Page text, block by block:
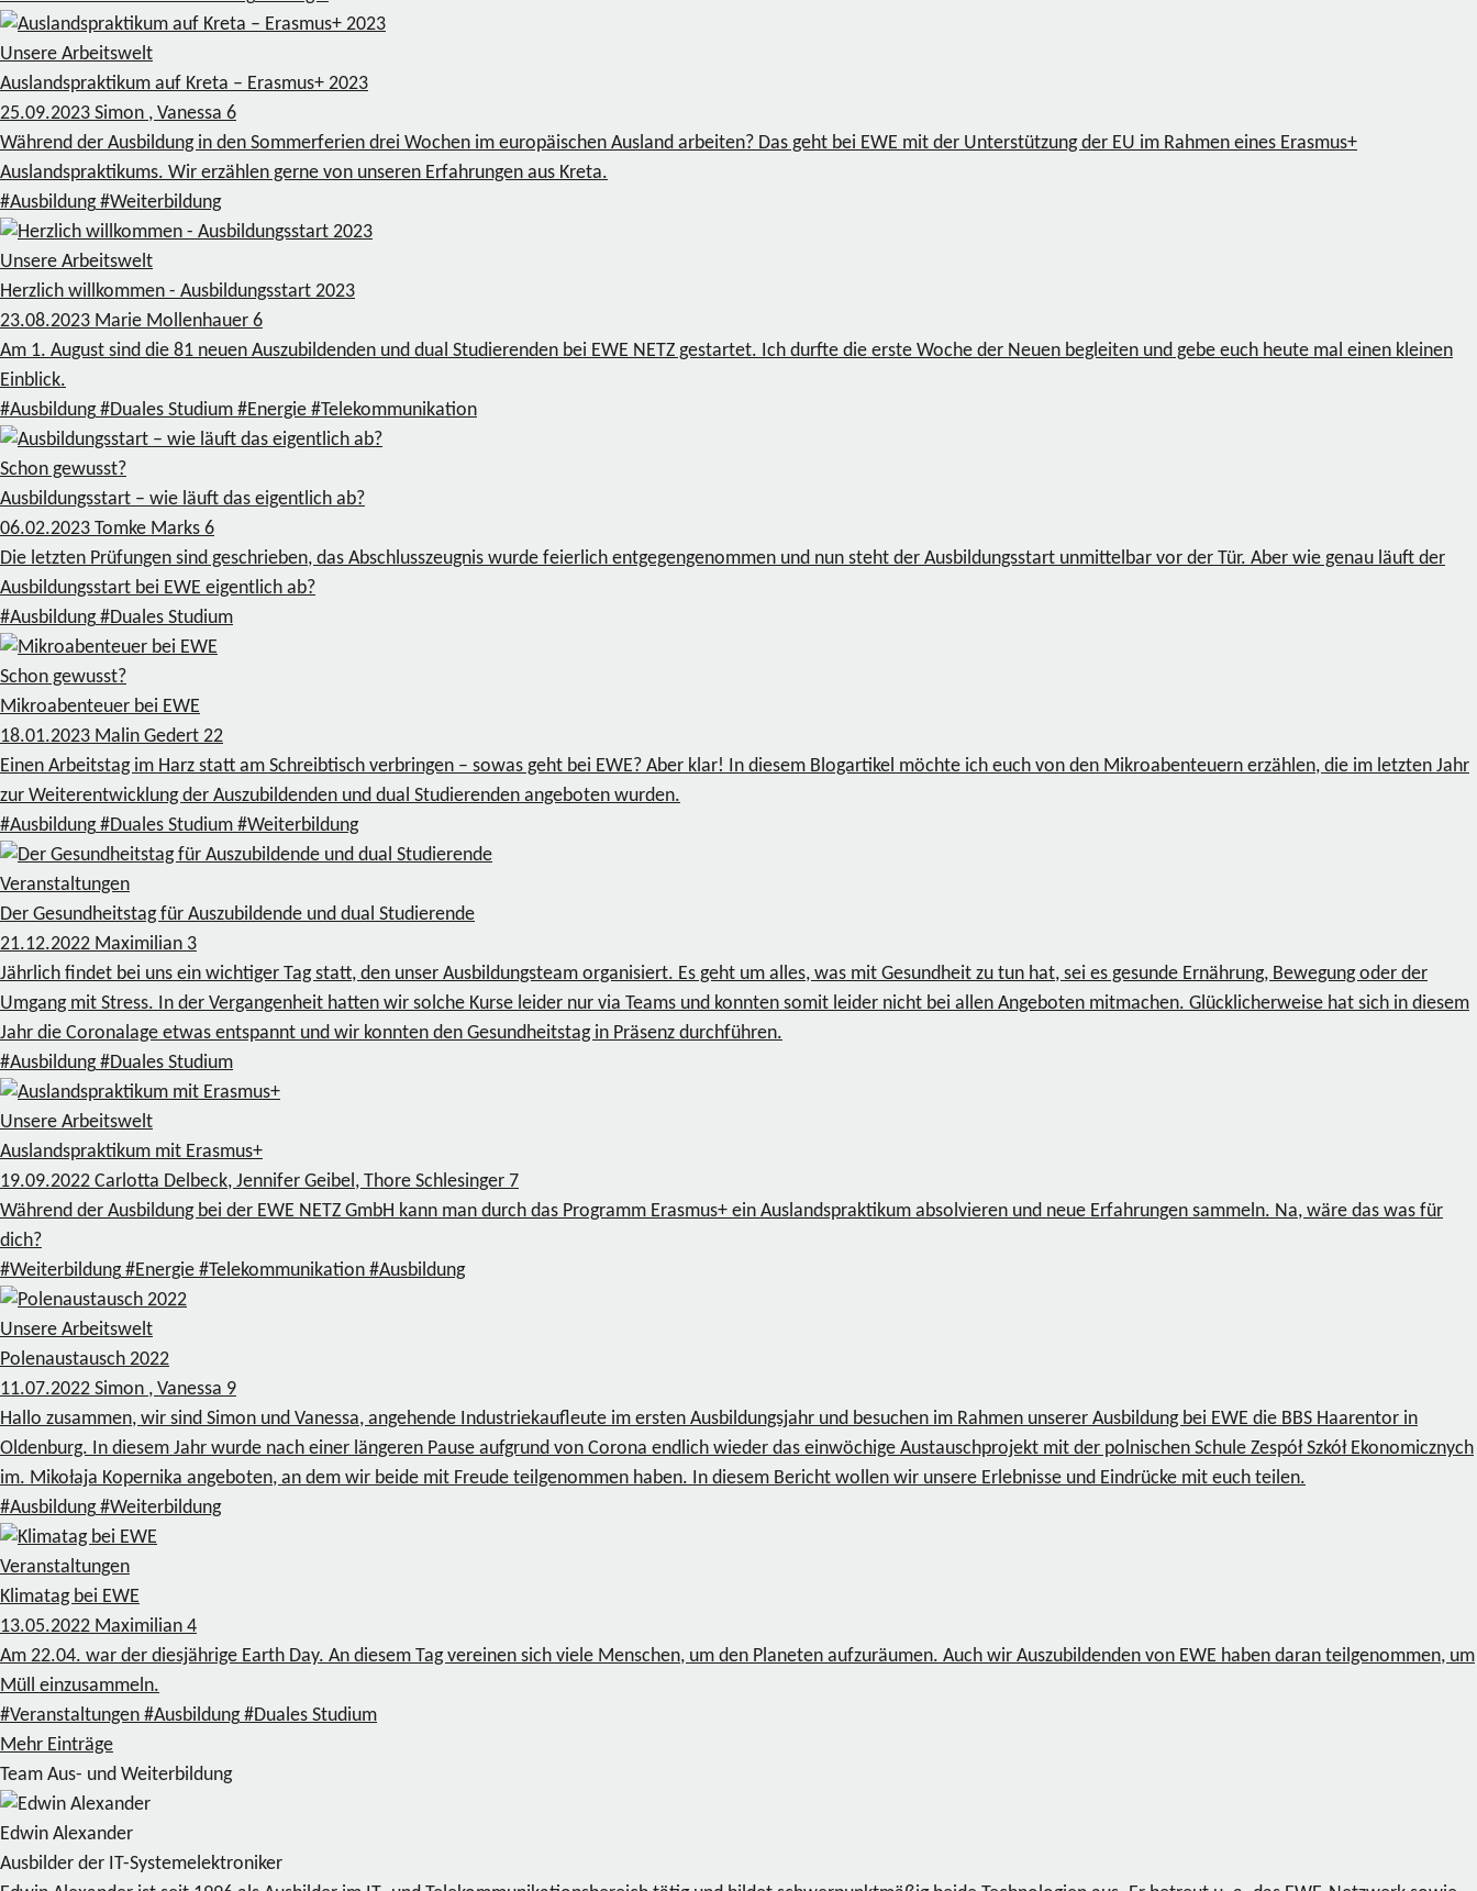
Unsere Arbeitswelt
Auslandspraktikum auf Kreta – Erasmus+ 2023
25.09.2023 Simon , Vanessa 6
Während der Ausbildung in den Sommerferien drei Wochen im europäischen Ausland arbeiten? Das geht bei EWE mit der Unterstützung der EU im Rahmen eines Erasmus+
Auslandspraktikums. Wir erzählen gerne von unseren Erfahrungen aus Kreta.
#Ausbildung #Weiterbildung
Unsere Arbeitswelt
Herzlich willkommen - Ausbildungsstart 2023
23.08.2023 Marie Mollenhauer 6
Am 1. August sind die 81 neuen Auszubildenden und dual Studierenden bei EWE NETZ gestartet. Ich durfte die erste Woche der Neuen begleiten und gebe euch heute mal einen kleinen
Einblick.
#Ausbildung #Duales Studium #Energie #Telekommunikation
Schon gewusst?
Ausbildungsstart – wie läuft das eigentlich ab?
06.02.2023 Tomke Marks 6
Die letzten Prüfungen sind geschrieben, das Abschlusszeugnis wurde feierlich entgegengenommen und nun steht der Ausbildungsstart unmittelbar vor der Tür. Aber wie genau läuft der
Ausbildungsstart bei EWE eigentlich ab?
#Ausbildung #Duales Studium
Schon gewusst?
Mikroabenteuer bei EWE
18.01.2023 Malin Gedert 22
Einen Arbeitstag im Harz statt am Schreibtisch verbringen – sowas geht bei EWE? Aber klar! In diesem Blogartikel möchte ich euch von den Mikroabenteuern erzählen, die im letzten Jahr
zur Weiterentwicklung der Auszubildenden und dual Studierenden angeboten wurden.
#Ausbildung #Duales Studium #Weiterbildung
Veranstaltungen
Der Gesundheitstag für Auszubildende und dual Studierende
21.12.2022 Maximilian 3
Jährlich findet bei uns ein wichtiger Tag statt, den unser Ausbildungsteam organisiert. Es geht um alles, was mit Gesundheit zu tun hat, sei es gesunde Ernährung, Bewegung oder der
Umgang mit Stress. In der Vergangenheit hatten wir solche Kurse leider nur via Teams und konnten somit leider nicht bei allen Angeboten mitmachen. Glücklicherweise hat sich in diesem
Jahr die Coronalage etwas entspannt und wir konnten den Gesundheitstag in Präsenz durchführen.
#Ausbildung #Duales Studium
Unsere Arbeitswelt
Auslandspraktikum mit Erasmus+
19.09.2022 Carlotta Delbeck, Jennifer Geibel, Thore Schlesinger 7
Während der Ausbildung bei der EWE NETZ GmbH kann man durch das Programm Erasmus+ ein Auslandspraktikum absolvieren und neue Erfahrungen sammeln. Na, wäre das was für
dich?
#Weiterbildung #Energie #Telekommunikation #Ausbildung
Unsere Arbeitswelt
Polenaustausch 2022
11.07.2022 Simon , Vanessa 9
Hallo zusammen, wir sind Simon und Vanessa, angehende Industriekaufleute im ersten Ausbildungsjahr und besuchen im Rahmen unserer Ausbildung bei EWE die BBS Haarentor in
Oldenburg. In diesem Jahr wurde nach einer längeren Pause aufgrund von Corona endlich wieder das einwöchige Austauschprojekt mit der polnischen Schule Zespół Szkół Ekonomicznych
im. Mikołaja Kopernika angeboten, an dem wir beide mit Freude teilgenommen haben. In diesem Bericht wollen wir unsere Erlebnisse und Eindrücke mit euch teilen.
#Ausbildung #Weiterbildung
Veranstaltungen
Klimatag bei EWE
13.05.2022 Maximilian 4
Am 22.04. war der diesjährige Earth Day. An diesem Tag vereinen sich viele Menschen, um den Planeten aufzuräumen. Auch wir Auszubildenden von EWE haben daran teilgenommen, um
Müll einzusammeln.
#Veranstaltungen #Ausbildung #Duales Studium
Mehr Einträge
Team Aus- und Weiterbildung
Edwin Alexander
Ausbilder der IT-Systemelektroniker